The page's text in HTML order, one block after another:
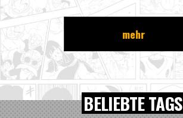
mehr
BELIEBTE TAGS